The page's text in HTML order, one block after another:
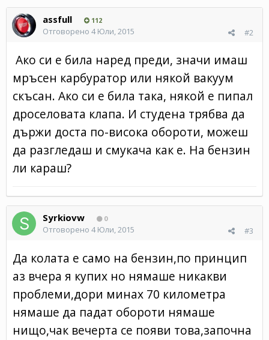
assfull 112
#2
Отговорено 4 Юли, 2015
Ако си е била наред преди, значи имаш
мръсен карбуратор или някой вакуум
скъсан. Ако си е била така, някой е пипал
дроселовата клапа. И студена трябва да
държи доста по-висока обороти, можеш
да разгледаш и смукача как е. На бензин
ли караш?
Syrkiovw 0
#3
Отговорено 4 Юли, 2015
Да колата е само на бензин,по принцип
аз вчера я купих но нямаше никакви
проблеми,дори минах 70 километра
нямаше да падат обороти нямаше
нищо,чак вечерта се появи това,започна